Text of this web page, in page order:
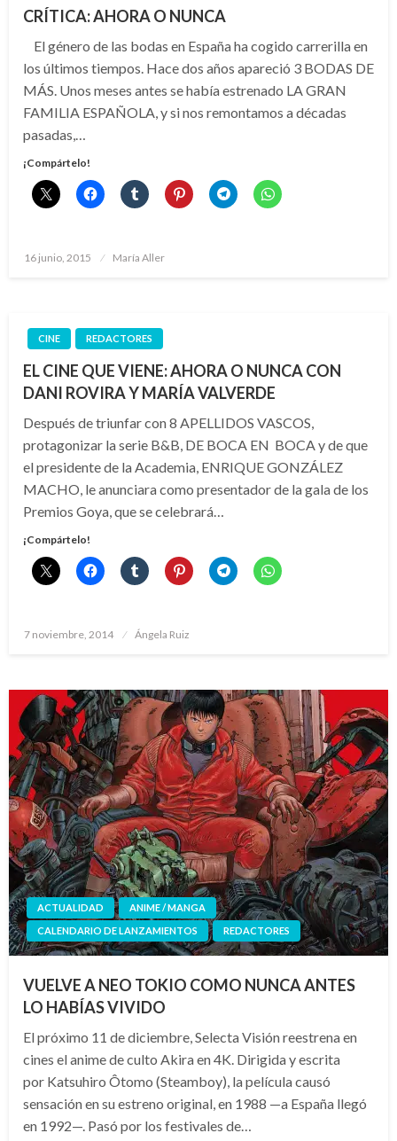
CRÍTICA: AHORA O NUNCA
El género de las bodas en España ha cogido carrerilla en
los últimos tiempos. Hace dos años apareció 3 BODAS DE
MÁS. Unos meses antes se había estrenado LA GRAN
FAMILIA ESPAÑOLA, y si nos remontamos a décadas
pasadas,…
¡Compártelo!
Publicado
16 junio, 2015 María Aller
CINE REDACTORES
EL CINE QUE VIENE: AHORA O NUNCA CON
DANI ROVIRA Y MARÍA VALVERDE
Después de triunfar con 8 APELLIDOS VASCOS,
protagonizar la serie B&B, DE BOCA EN BOCA y de que
el presidente de la Academia, ENRIQUE GONZÁLEZ
MACHO, le anunciara como presentador de la gala de los
Premios Goya, que se celebrará…
¡Compártelo!
Publicado
7 noviembre, 2014 Ángela Ruiz
ACTUALIDAD
ANIME / MANGA
CALENDARIO DE LANZAMIENTOS
REDACTORES
VUELVE A NEO TOKIO COMO NUNCA ANTES
LO HABÍAS VIVIDO
El próximo 11 de diciembre, Selecta Visión reestrena en
cines el anime de culto Akira en 4K. Dirigida y escrita
por Katsuhiro Ôtomo (Steamboy), la película causó
sensación en su estreno original, en 1988 —a España llegó
en 1992—. Pasó por los festivales de…